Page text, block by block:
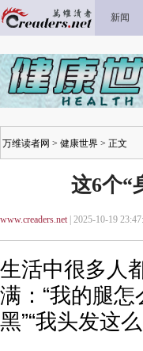
新闻
万维读者网 > 健康世界 > 正文
这6个“
www.creaders.net| 2025-10-19
生活中很多人
满：“我的腿
黑”“我头发这